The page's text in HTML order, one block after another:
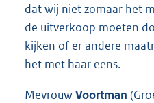
dat wij niet zomaar het
de uitverkoop moeten
kijken of er andere
het met haar eens.
MevrouwVoortman